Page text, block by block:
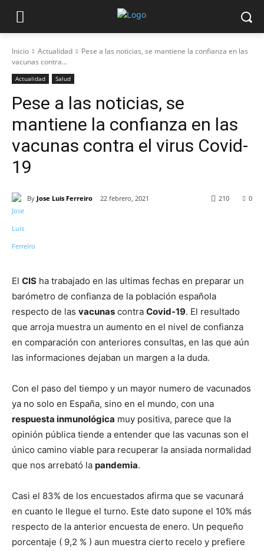
Inicio Actualidad
Pese a las noticias, se mantiene la confianza en las
vacunas contra...
Actualidad Salud
Pese a las noticias, se
mantiene la confianza en las
vacunas contra el virus Covid-
19
By Jose Luis Ferreiro 22 febrero, 2021 0
210
El CIS ha trabajado en las ultimas fechas en preparar un
barómetro de confianza de la población española
respecto de las vacunas contra Covid-19. El resultado
que arroja muestra un aumento en el nivel de confianza
en comparación con anteriores consultas, en las que aún
las informaciones dejaban un margen a la duda.
Con el paso del tiempo y un mayor numero de vacunados
ya no solo en España, sino en el mundo, con una
respuesta inmunológica muy positiva, parece que la
opinión pública tiende a entender que las vacunas son el
único camino viable para recuperar la ansiada normalidad
que nos arrebató la pandemia.
Casi el 83% de los encuestados afirma que se vacunará
en cuanto le llegue el turno. Este dato supone el 10% más
respecto de la anterior encuesta de enero. Un pequeño
porcentaje ( 9,2 % ) aun muestra cierto recelo y prefiere